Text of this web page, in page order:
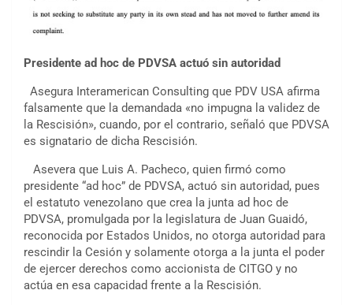
Presidente ad hoc de PDVSA actuó sin autoridad
Asegura Interamerican Consulting que PDV USA afirma
falsamente que la demandada «no impugna la validez de
la Rescisión», cuando, por el contrario, señaló que PDVSA
es signatario de dicha Rescisión.
Asevera que Luis A. Pacheco, quien firmó como
presidente “ad hoc” de PDVSA, actuó sin autoridad, pues
el estatuto venezolano que crea la junta ad hoc de
PDVSA, promulgada por la legislatura de Juan Guaidó,
reconocida por Estados Unidos, no otorga autoridad para
rescindir la Cesión y solamente otorga a la junta el poder
de ejercer derechos como accionista de CITGO y no
actúa en esa capacidad frente a la Rescisión.